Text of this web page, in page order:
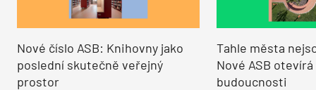
Nové číslo ASB: Knihovny jako
poslední skutečně veřejný
prostor
Tahle města
Nové ASB
budoucnosti